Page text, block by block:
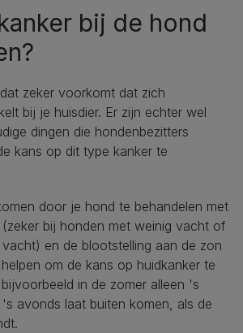
bij de hond
zeker voorkomt dat zich
bij je huisdier. Er zijn echter wel
dingen die hondenbezitters
kans op dit type kanker te
door je hond te behandelen met
bij honden met weinig vacht of
en de blootstelling aan de zon
om de kans op huidkanker te
in de zomer alleen 's
avonds laat buiten komen, als de